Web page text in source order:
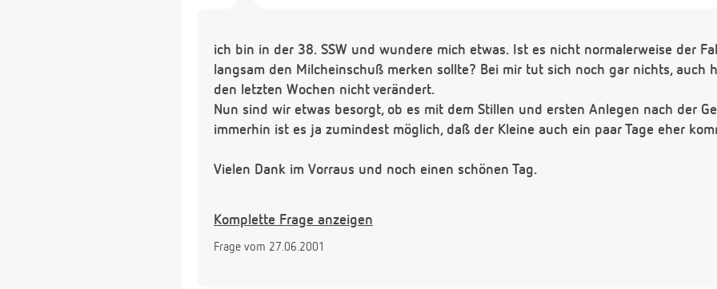
ich bin in der 38. SSW und wundere mich etwas. Ist es nicht normalerweise der
langsam den Milcheinschuß merken sollte? Bei mir tut sich noch gar nichts, auch
den letzten Wochen nicht verändert.
Nun sind wir etwas besorgt, ob es mit dem Stillen und ersten Anlegen nach der
immerhin ist es ja zumindest möglich, daß der Kleine auch ein paar Tage eher
Vielen Dank im Vorraus und noch einen schönen Tag.
Komplette Frage anzeigen
Frage vom 27.06.2001